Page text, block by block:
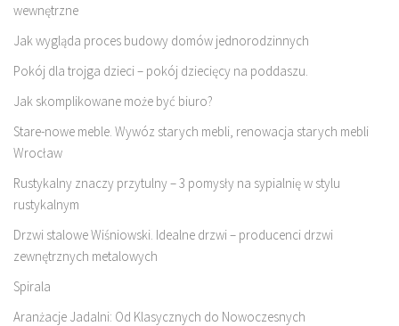
wewnętrzne
Jak wygląda proces budowy domów jednorodzinnych
Pokój dla trojga dzieci – pokój dziecięcy na poddaszu.
Jak skomplikowane może być biuro?
Stare-nowe meble. Wywóz starych mebli, renowacja starych mebli
Wrocław
Rustykalny znaczy przytulny – 3 pomysły na sypialnię w stylu
rustykalnym
Drzwi stalowe Wiśniowski. Idealne drzwi – producenci drzwi
zewnętrznych metalowych
Spirala
Aranżacje Jadalni: Od Klasycznych do Nowoczesnych